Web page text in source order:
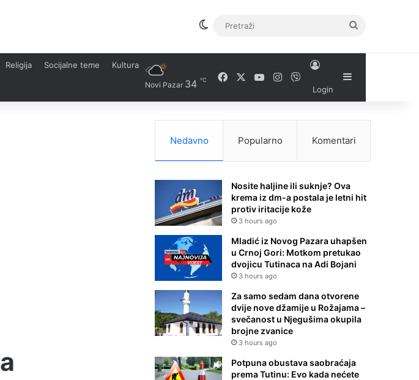
Switch skin
Religija Socijalne teme Kultura
Novi Pazar 34 ℃ FacebookYouTubeInstagram
Viber
Login
Sidebar
Nedavno Popularno Komentari
Nosite haljine ili suknje? Ova
krema iz dm-a postala je letni hit
protiv iritacije kože
3 hours ago
Mladić iz Novog Pazara uhapšen
u Crnoj Gori: Motkom pretukao
dvojicu Tutinaca na Adi Bojani
3 hours ago
Za samo sedam dana otvorene
dvije nove džamije u Rožajama –
svečanost u Njegušima okupila
brojne zvanice
3 hours ago
Potpuna obustava saobraćaja
prema Tutinu: Evo kada nećete